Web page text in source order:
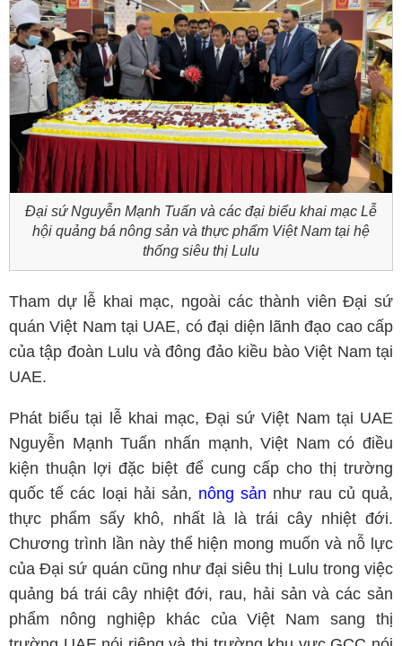
Đại sứ Nguyễn Mạnh Tuấn và các đại biểu khai mạc Lễ
hội quảng bá nông sản và thực phẩm Việt Nam tại hệ
thống siêu thị Lulu
Tham dự lễ khai mạc, ngoài các thành viên Đại sứ
quán Việt Nam tại UAE, có đại diện lãnh đạo cao cấp
của tập đoàn Lulu và đông đảo kiều bào Việt Nam tại
UAE.
Phát biểu tại lễ khai mạc, Đại sứ Việt Nam tại UAE
Nguyễn Mạnh Tuấn nhấn mạnh, Việt Nam có điều
kiện thuận lợi đặc biệt để cung cấp cho thị trường
quốc tế các loại hải sản, nông sản như rau củ quả,
thực phẩm sấy khô, nhất là là trái cây nhiệt đới.
Chương trình lần này thể hiện mong muốn và nỗ lực
của Đại sứ quán cũng như đại siêu thị Lulu trong việc
quảng bá trái cây nhiệt đới, rau, hải sản và các sản
phẩm nông nghiệp khác của Việt Nam sang thị